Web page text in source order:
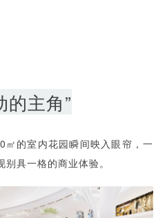
的主角”
的室内花园瞬间映入眼帘，一
具一格的商业体验。